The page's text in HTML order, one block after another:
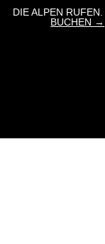
DIE ALPEN RUFEN.
BUCHEN →